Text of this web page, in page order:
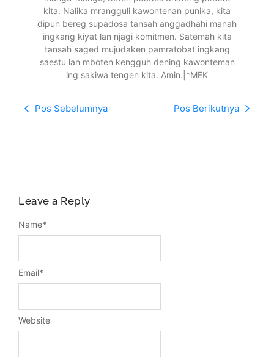
kita. Nalika mrangguli kawontenan punika, kita
dipun bereg supadosa tansah anggadhahi manah
ingkang kiyat lan njagi komitmen. Satemah kita
tansah saged mujudaken pamratobat ingkang
saestu lan mboten kengguh dening kawonteman
ing sakiwa tengen kita. Amin.|*MEK
Pos Sebelumnya Pos Berikutnya
Leave a Reply
Name*
Email*
Website